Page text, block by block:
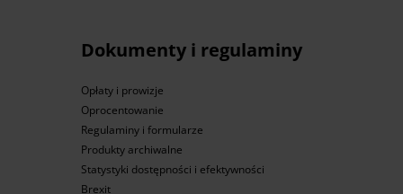
Dokumenty i regulaminy
Opłaty i prowizje
Oprocentowanie
Regulaminy i formularze
Produkty archiwalne
Statystyki dostępności i efektywności
Brexit